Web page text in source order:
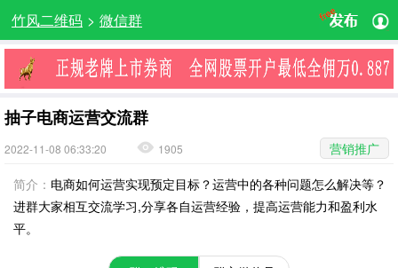
竹风二维码 > 微信群
抽子电商运营交流群
2022-11-08 06:33:20 1905
营销推广
简介： 电商如何运营实现预定目标？运营中的各种问题怎么解决等？
进群大家相互交流学习,分享各自运营经验，提高运营能力和盈利水
平。